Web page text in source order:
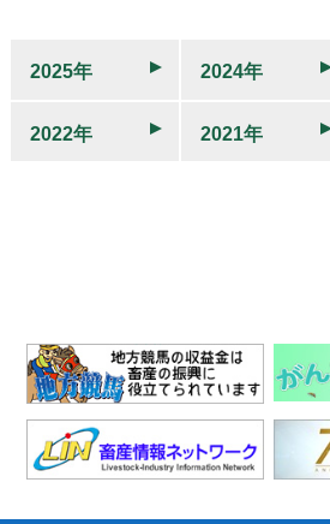
2025年 2024年
2022年 2021年